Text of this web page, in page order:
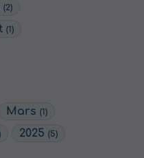
(2)
(1)
Mars(1)
2025(5)